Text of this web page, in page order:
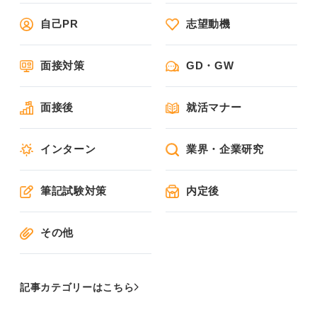
自己PR 志望動機
面接対策 GD・GW
面接後 就活マナー
インターン 業界・企業研究
筆記試験対策 内定後
その他
記事カテゴリーはこちら